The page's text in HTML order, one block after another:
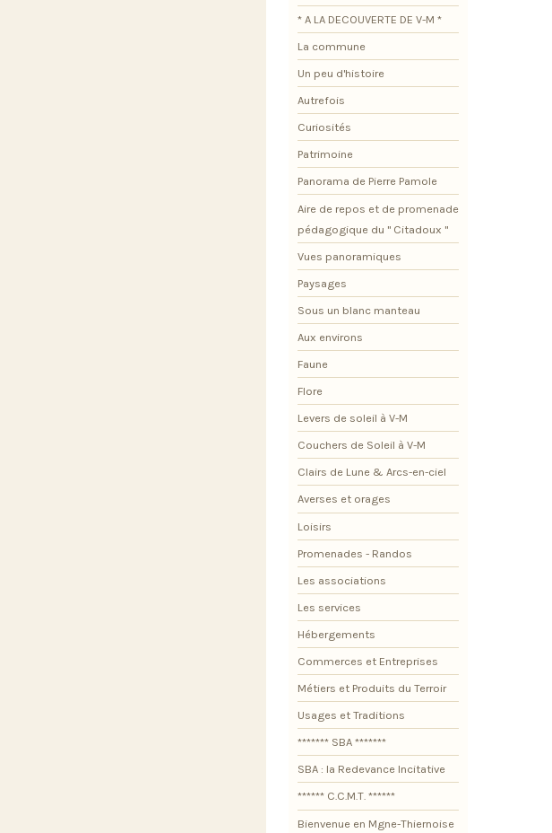
* A LA DECOUVERTE DE V-M *
La commune
Un peu d'histoire
Autrefois
Curiosités
Patrimoine
Panorama de Pierre Pamole
Aire de repos et de promenade
pédagogique du " Citadoux "
Vues panoramiques
Paysages
Sous un blanc manteau
Aux environs
Faune
Flore
Levers de soleil à V-M
Couchers de Soleil à V-M
Clairs de Lune & Arcs-en-ciel
Averses et orages
Loisirs
Promenades - Randos
Les associations
Les services
Hébergements
Commerces et Entreprises
Métiers et Produits du Terroir
Usages et Traditions
******* SBA *******
SBA : la Redevance Incitative
****** C.C.M.T. ******
Bienvenue en Mgne-Thiernoise